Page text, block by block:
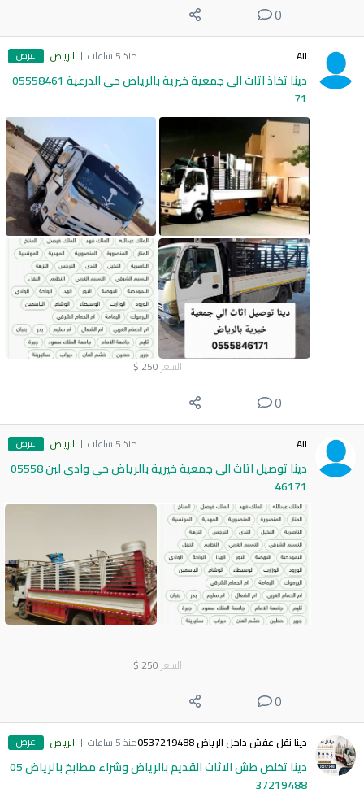
0
Ail منذ 5 ساعات الرياض عرض
دينا تخاذ اثاث الى جمعية خيرية بالرياض حي الدرعية 05558461
71
السعر 250
$
0
Ail منذ 5 ساعات الرياض عرض
دينا توصيل اثاث الى جمعية خيرية بالرياض حي وادي لبن 05558
46171
السعر 250
$
0
دينا نقل عفش داخل الرياض 0537219488 منذ 5 ساعات الرياض عرض
دينا تخلص طش الاثاث القديم بالرياض وشراء مطابخ بالرياض 05
37219488